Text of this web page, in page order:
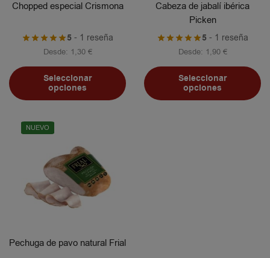
Chopped especial Crismona
5 - 1 reseña
Desde: 1,30 €
Seleccionar
opciones
Cabeza de jabalí ibérica
Picken
5 - 1 reseña
Desde: 1,90 €
Seleccionar
opciones
NUEVO
Pechuga de pavo natural Frial